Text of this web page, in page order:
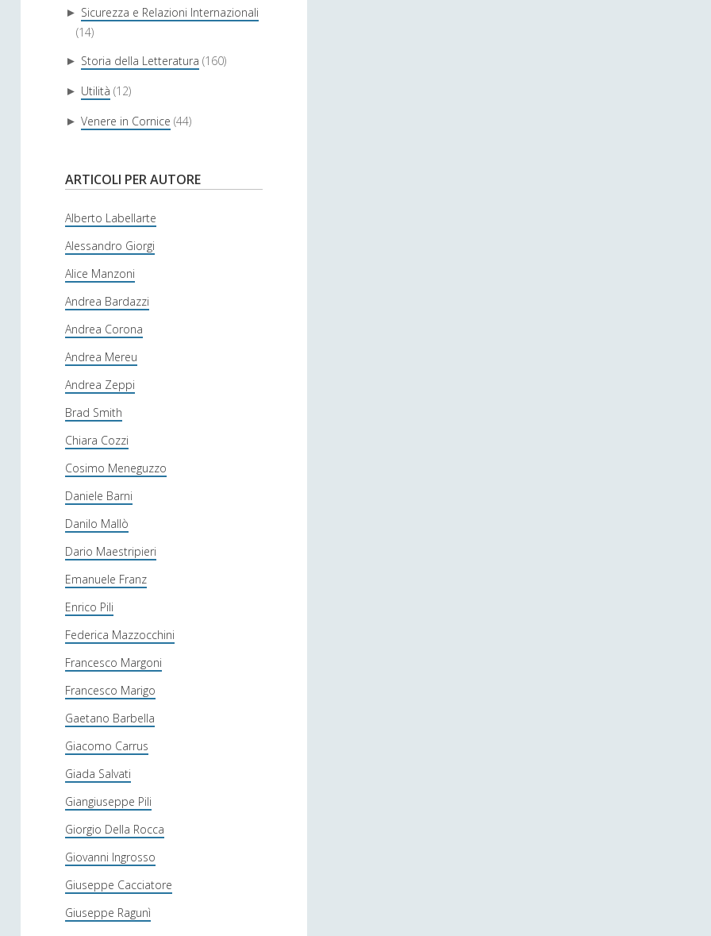
► Sicurezza e Relazioni Internazionali
(14)
► Storia della Letteratura (160)
► Utilità (12)
► Venere in Cornice (44)
ARTICOLI PER AUTORE
Alberto Labellarte
Alessandro Giorgi
Alice Manzoni
Andrea Bardazzi
Andrea Corona
Andrea Mereu
Andrea Zeppi
Brad Smith
Chiara Cozzi
Cosimo Meneguzzo
Daniele Barni
Danilo Mallò
Dario Maestripieri
Emanuele Franz
Enrico Pili
Federica Mazzocchini
Francesco Margoni
Francesco Marigo
Gaetano Barbella
Giacomo Carrus
Giada Salvati
Giangiuseppe Pili
Giorgio Della Rocca
Giovanni Ingrosso
Giuseppe Cacciatore
Giuseppe Ragunì